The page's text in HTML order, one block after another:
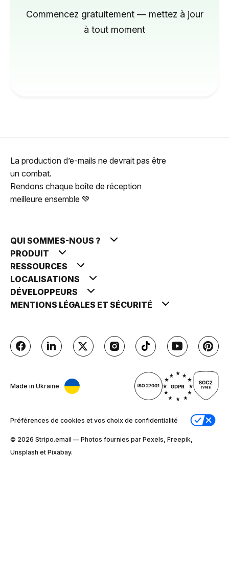
Commencez gratuitement — mettez à jour
à tout moment
La production d’e-mails ne devrait pas être
un combat.
Rendons chaque boîte de réception
meilleure ensemble 💚
QUI SOMMES-NOUS ?
PRODUIT
RESSOURCES
LOCALISATIONS
DÉVELOPPEURS
MENTIONS LÉGALES ET SÉCURITÉ
Made in Ukraine
Préférences de cookies et vos choix de confidentialité
© 2026 Stripо.email — Photos fournies par Pexels, Freepik,
Unsplash et Pixabay.